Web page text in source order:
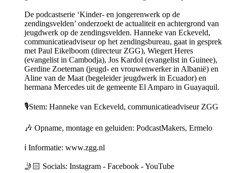
De podcastserie ‘Kinder- en jongerenwerk op de
zendingsvelden’ onderzoekt de actualiteit en achtergrond van
jeugdwerk op de zendingsvelden. Hanneke van Eckeveld,
communicatieadviseur op het zendingsbureau, gaat in gesprek
met Paul Eikelboom (directeur ZGG), Wiegert Heres
(evangelist in Cambodja), Jos Kardol (evangelist in Guinee),
Gerdine Zoeteman (jeugd- en vrouwenwerker in Albanië) en
Aline van de Maat (begeleider jeugdwerk in Ecuador) en
hermana Mercedes uit de gemeente El Amparo in Guayaquil.
🎙️Stem: Hanneke van Eckeveld, communicatieadviseur ZGG
🎶 Opname, montage en geluiden: PodcastMakers, Ermelo
ℹ️ Informatie: www.zgg.nl
🤳🏻 Socials: Instagram - Facebook - YouTube